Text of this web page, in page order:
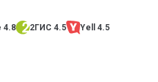
4.8 2ГИС 4.5 Yell 4.5